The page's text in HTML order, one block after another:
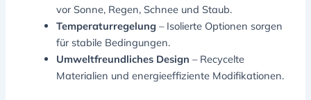
vor Sonne, Regen, Schnee und Staub.
Temperaturregelung – Isolierte Optionen sorgen
für stabile Bedingungen.
Umweltfreundliches Design – Recycelte
Materialien und energieeffiziente Modifikationen.